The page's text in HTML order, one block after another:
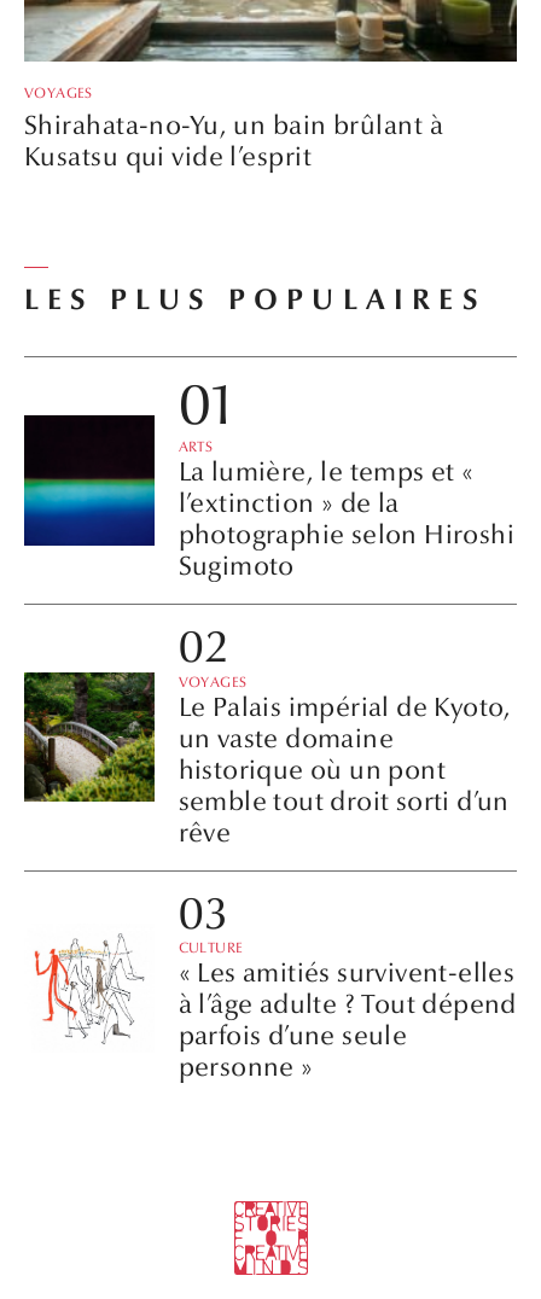
VOYAGES
Shirahata-no-Yu, un bain brûlant à
Kusatsu qui vide l’esprit
LES PLUS POPULAIRES
ARTS
La lumière, le temps et «
l’extinction » de la
photographie selon Hiroshi
Sugimoto
VOYAGES
Le Palais impérial de Kyoto,
un vaste domaine
historique où un pont
semble tout droit sorti d’un
rêve
CULTURE
« Les amitiés survivent-elles
à l’âge adulte ? Tout dépend
parfois d’une seule
personne »